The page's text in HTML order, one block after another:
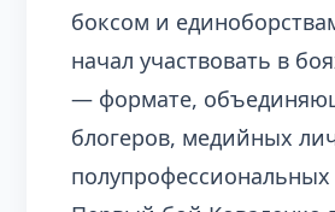
боксом и
начал участвовать в
— формате,
блогеров, медийных